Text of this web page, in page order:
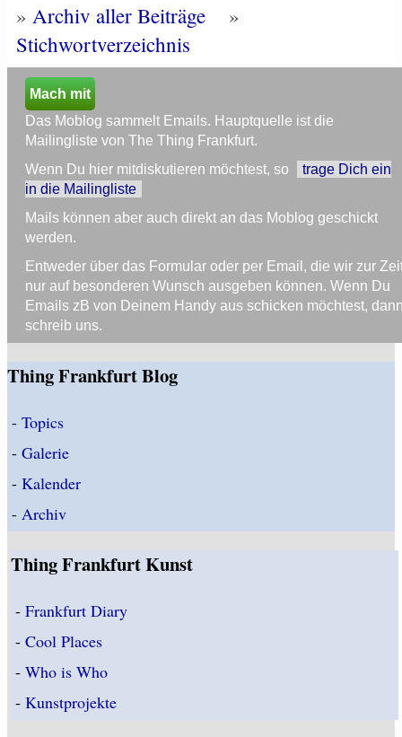
» Archiv aller Beiträge
»
Stichwortverzeichnis
Mach mit
Das Moblog sammelt Emails. Hauptquelle ist die
Mailingliste von The Thing Frankfurt.
Wenn Du hier mitdiskutieren möchtest, so
trage Dich ein
in die Mailingliste
Mails können aber auch direkt an das Moblog geschickt
werden.
Entweder über das Formular oder per Email, die wir zur
nur auf besonderen Wunsch ausgeben können. Wenn Du
Emails zB von Deinem Handy aus schicken möchtest,
schreib uns.
Thing Frankfurt Blog
- Topics
- Galerie
- Kalender
- Archiv
Thing Frankfurt Kunst
-Frankfurt Diary
-Cool Places
-Who is Who
-Kunstprojekte